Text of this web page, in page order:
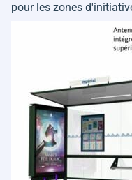
pour les zones